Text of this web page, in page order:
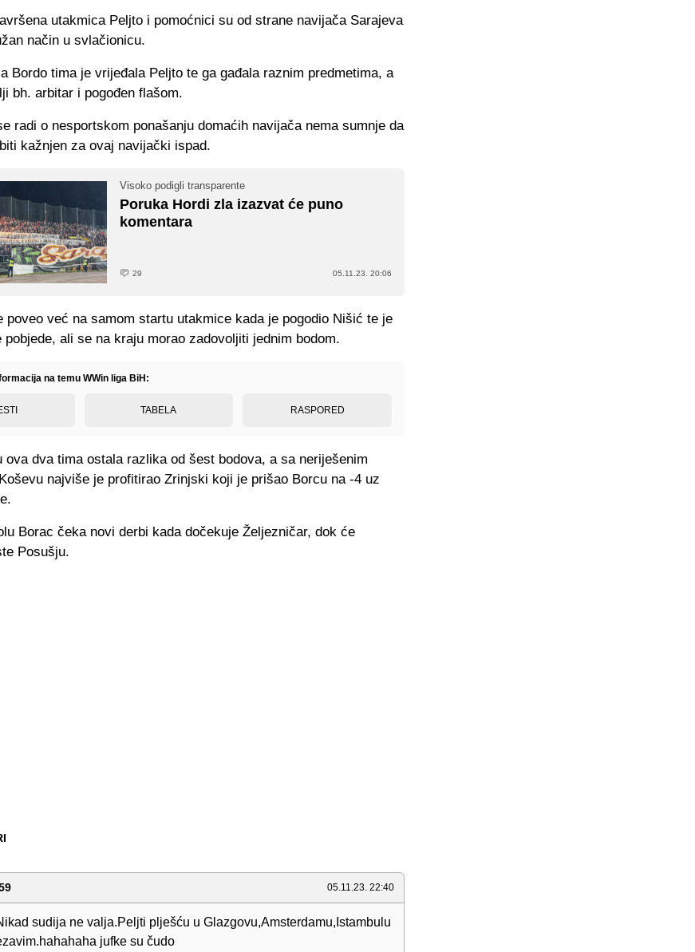
utakmica Peljto i pomoćnici su od strane navijača Sarajeva
način u svlačionicu.
Bordo tima je vrijeđala Peljto te ga gađala raznim predmetima, a
bh. arbitar i pogođen flašom.
radi o nesportskom ponašanju domaćih navijača nema sumnje da
kažnjen za ovaj navijački ispad.
Visoko podigli transparente
Poruka Hordi zla izazvat će puno
komentara
29 05.11.23. 20:06
poveo već na samom startu utakmice kada je pogodio Nišić te je
pobjede, ali se na kraju morao zadovoljiti jednim bodom.
na temu WWin liga BiH:
TABELA RASPORED
ova dva tima ostala razlika od šest bodova, a sa neriješenim
najviše je profitirao Zrinjski koji je prišao Borcu na -4 uz
Borac čeka novi derbi kada dočekuje Željezničar, dok će
Posušju.
05.11.23. 22:40
sudija ne valja.Peljti plješću u Glazgovu,Amsterdamu,Istambulu
jufke su čudo